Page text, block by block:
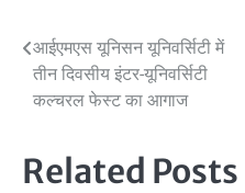
Post
navigation
आईएमएस यूनिसन यूनिवर्सिटी में
तीन दिवसीय इंटर-यूनिवर्सिटी
कल्चरल फेस्ट का आगाज
Related Posts